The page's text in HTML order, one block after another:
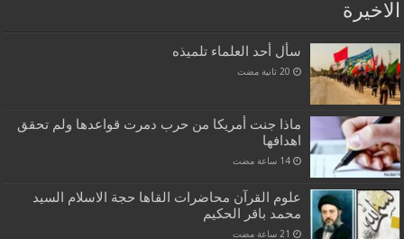
الاخيرة
سأل أحد العلماء تلميذه
ماذا جنت أمريكا من حرب دمرت قواعدها ولم تحقق
اهدافها
‏14 ساعة مضت
علوم القرآن محاضرات القاها حجة الاسلام السيد
محمد باقر الحكيم